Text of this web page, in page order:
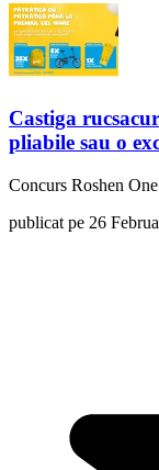
Castiga
pliabile sau o
Concurs Roshen One
publicat pe 26